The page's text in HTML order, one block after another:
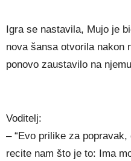
Igra se nastavila, Mujo je
nova šansa otvorila nakon
ponovo zaustavilo na
Voditelj:
– “Evo prilike za
recite nam što je to: Ima